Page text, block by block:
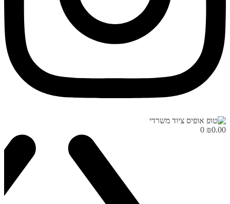
₪0.00
0